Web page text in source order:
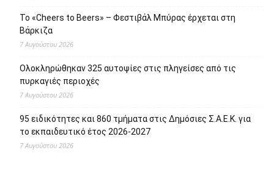
Το «Cheers to Beers» – Φεστιβάλ Μπύρας έρχεται στη
Βάρκιζα
7 Αυγούστου 2026
Ολοκληρώθηκαν 325 αυτοψίες στις πληγείσες από τις
πυρκαγιές περιοχές
7 Αυγούστου 2026
95 ειδικότητες και 860 τμήματα στις Δημόσιες Σ.Α.Ε.Κ. για
το εκπαιδευτικό έτος 2026-2027
7 Αυγούστου 2026